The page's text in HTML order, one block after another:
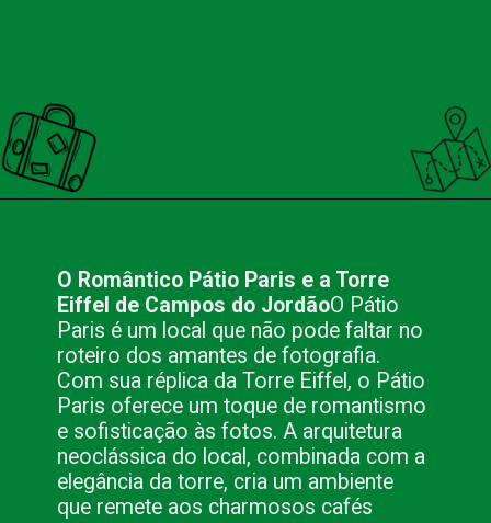
O Romântico Pátio Paris e a Torre
Eiffel de Campos do JordãoO Pátio
Paris é um local que não pode faltar no
roteiro dos amantes de fotografia.
Com sua réplica da Torre Eiffel, o Pátio
Paris oferece um toque de romantismo
e sofisticação às fotos. A arquitetura
neoclássica do local, combinada com a
elegância da torre, cria um ambiente
que remete aos charmosos cafés